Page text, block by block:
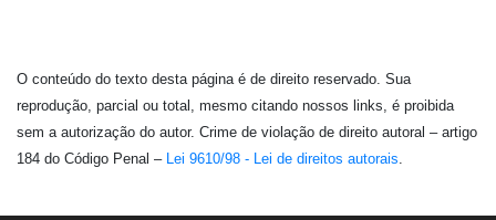
O conteúdo do texto desta página é de direito reservado. Sua
reprodução, parcial ou total, mesmo citando nossos links, é proibida
sem a autorização do autor. Crime de violação de direito autoral – artigo
184 do Código Penal – Lei 9610/98 - Lei de direitos autorais.